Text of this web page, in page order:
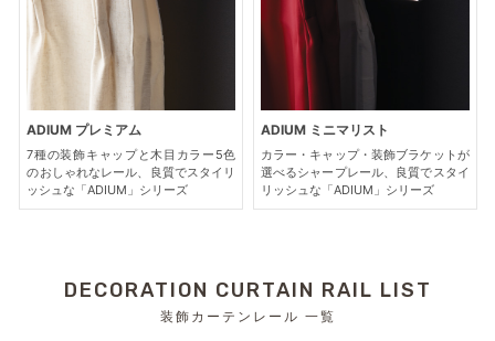
ADIUM プレミアム
7種の装飾キャップと木目カラー5色
のおしゃれなレール、良質でスタイリ
ッシュな「ADIUM」シリーズ
ADIUM ミニマリスト
カラー・キャップ・装飾ブラケットが
選べるシャープレール、良質でスタイ
リッシュな「ADIUM」シリーズ
DECORATION CURTAIN RAIL LIST
装飾カーテンレール 一覧